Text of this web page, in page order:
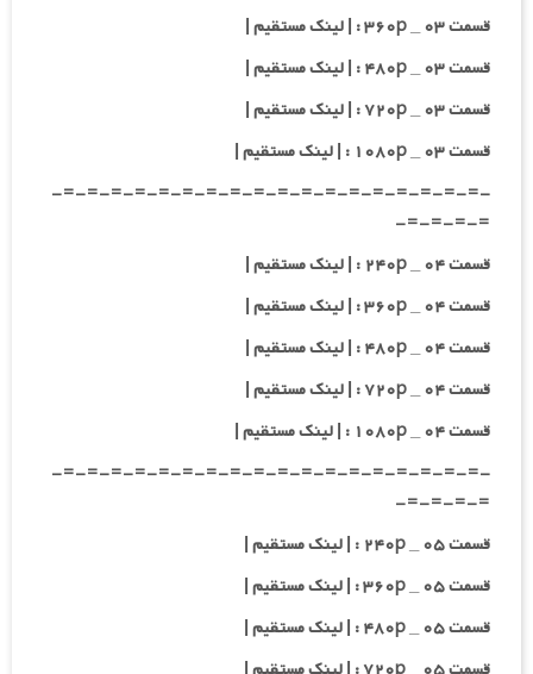
قسمت ۰۳ _ ۳۶۰p : | لینک مستقیم |
قسمت ۰۳ _ ۴۸۰p : | لینک مستقیم |
قسمت ۰۳ _ ۷۲۰p : | لینک مستقیم |
قسمت ۰۳ _ ۱۰۸۰p : | لینک مستقیم |
-=-=-=-=-=-=-=-=-=-=-=-=-=-=-=-=-=-=-
=-=-=-=-
قسمت ۰۴ _ ۲۴۰p : | لینک مستقیم |
قسمت ۰۴ _ ۳۶۰p : | لینک مستقیم |
قسمت ۰۴ _ ۴۸۰p : | لینک مستقیم |
قسمت ۰۴ _ ۷۲۰p : | لینک مستقیم |
قسمت ۰۴ _ ۱۰۸۰p : | لینک مستقیم |
-=-=-=-=-=-=-=-=-=-=-=-=-=-=-=-=-=-=-
=-=-=-=-
قسمت ۰۵ _ ۲۴۰p : | لینک مستقیم |
قسمت ۰۵ _ ۳۶۰p : | لینک مستقیم |
قسمت ۰۵ _ ۴۸۰p : | لینک مستقیم |